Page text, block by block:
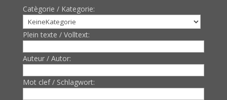
Catègorie / Kategorie:
Plein texte / Volltext:
Auteur / Autor:
Mot clef / Schlagwort: